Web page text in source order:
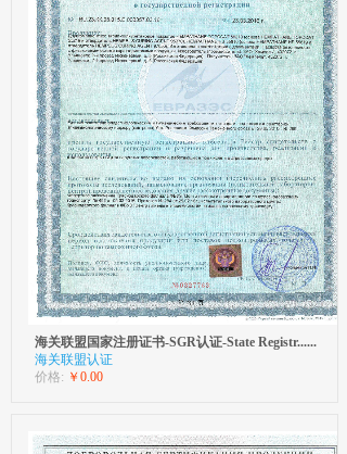
海关联盟国家注册证书-SGR认证-State Registr......
海关联盟认证
价格: ￥0.00